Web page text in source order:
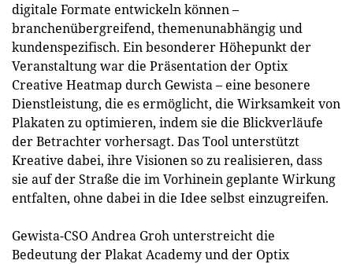
digitale Formate entwickeln können –
branchenübergreifend, themenunabhängig und
kundenspezifisch. Ein besonderer Höhepunkt der
Veranstaltung war die Präsentation der Optix
Creative Heatmap durch Gewista – eine besonere
Dienstleistung, die es ermöglicht, die Wirksamkeit von
Plakaten zu optimieren, indem sie die Blickverläufe
der Betrachter vorhersagt. Das Tool unterstützt
Kreative dabei, ihre Visionen so zu realisieren, dass
sie auf der Straße die im Vorhinein geplante Wirkung
entfalten, ohne dabei in die Idee selbst einzugreifen.
Gewista-CSO Andrea Groh unterstreicht die
Bedeutung der Plakat Academy und der Optix